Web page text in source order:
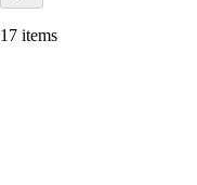
17 items